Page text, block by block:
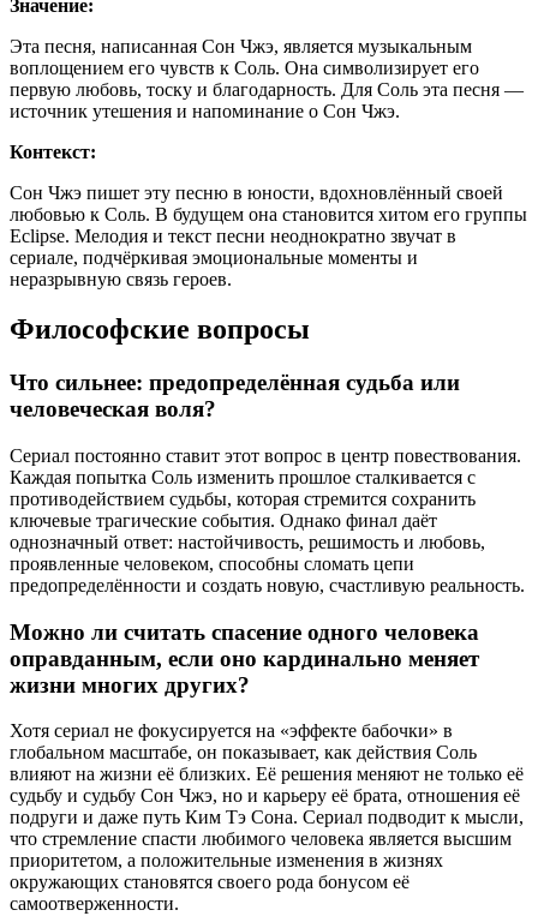
Значение:
Эта песня, написанная Сон Чжэ, является музыкальным
воплощением его чувств к Соль. Она символизирует его
первую любовь, тоску и благодарность. Для Соль эта песня —
источник утешения и напоминание о Сон Чжэ.
Контекст:
Сон Чжэ пишет эту песню в юности, вдохновлённый своей
любовью к Соль. В будущем она становится хитом его группы
Eclipse. Мелодия и текст песни неоднократно звучат в
сериале, подчёркивая эмоциональные моменты и
неразрывную связь героев.
Философские вопросы
Что сильнее: предопределённая судьба или
человеческая воля?
Сериал постоянно ставит этот вопрос в центр повествования.
Каждая попытка Соль изменить прошлое сталкивается с
противодействием судьбы, которая стремится сохранить
ключевые трагические события. Однако финал даёт
однозначный ответ: настойчивость, решимость и любовь,
проявленные человеком, способны сломать цепи
предопределённости и создать новую, счастливую реальность.
Можно ли считать спасение одного человека
оправданным, если оно кардинально меняет
жизни многих других?
Хотя сериал не фокусируется на «эффекте бабочки» в
глобальном масштабе, он показывает, как действия Соль
влияют на жизни её близких. Её решения меняют не только её
судьбу и судьбу Сон Чжэ, но и карьеру её брата, отношения её
подруги и даже путь Ким Тэ Сона. Сериал подводит к мысли,
что стремление спасти любимого человека является высшим
приоритетом, а положительные изменения в жизнях
окружающих становятся своего рода бонусом её
самоотверженности.